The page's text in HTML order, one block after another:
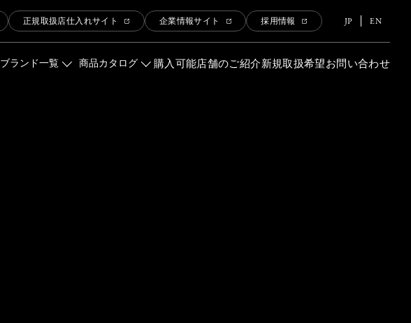
正規取扱店仕入れサイト 企業情報サイト 採用情報 JP EN
ブランド一覧 商品カタログ 購入可能店舗のご紹介新規取扱希望お問い合わせ